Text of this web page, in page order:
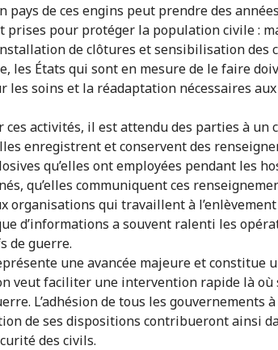
pays de ces engins peut prendre des
prises pour protéger la population civile :
de clôtures et sensibilisation des
les États qui sont en mesure de le faire
les soins et la réadaptation nécessaires
ces activités, il est attendu des parties à un
enregistrent et conservent des
qu’elles ont employées pendant les
qu’elles communiquent ces
organisations qui travaillent à l’enlèvement
d’informations a souvent ralenti les
de guerre.
une avancée majeure et constitue
veut faciliter une intervention rapide là où
L’adhésion de tous les gouvernements
de ses dispositions contribueront ainsi
des civils.